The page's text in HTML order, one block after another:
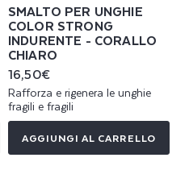
SMALTO PER UNGHIE
COLOR STRONG
INDURENTE - CORALLO
CHIARO
Prezzo
di
listino
16,50€
Rafforza e rigenera le unghie
fragili e fragili
AGGIUNGI AL CARRELLO